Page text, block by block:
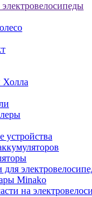
электровелосипеды
Холла
устройства
для
Minako
на